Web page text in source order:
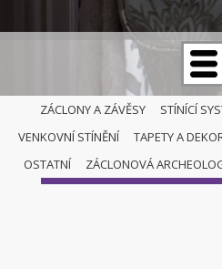
ZÁCLONY A ZÁVĚSY STÍNÍCÍ
VENKOVNÍ STÍNĚNÍ
TAPETY A
OSTATNÍ
ZÁCLONOVÁ
ZÁCLONY